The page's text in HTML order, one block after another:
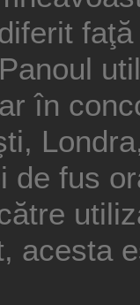
în
de fus
acesta